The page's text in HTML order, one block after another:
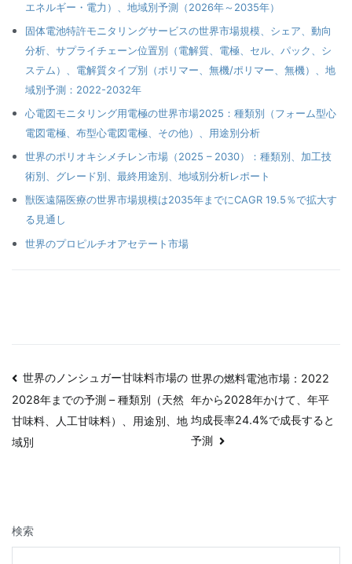
エネルギー・電力）、地域別予測（2026年～2035年）
固体電池特許モニタリングサービスの世界市場規模、シェア、動向
分析、サプライチェーン位置別（電解質、電極、セル、パック、シ
ステム）、電解質タイプ別（ポリマー、無機/ポリマー、無機）、地
域別予測：2022-2032年
心電図モニタリング用電極の世界市場2025：種類別（フォーム型心
電図電極、布型心電図電極、その他）、用途別分析
世界のポリオキシメチレン市場（2025 – 2030）：種類別、加工技
術別、グレード別、最終用途別、地域別分析レポート
獣医遠隔医療の世界市場規模は2035年までにCAGR 19.5％で拡大す
る見通し
世界のプロピルチオアセテート市場
投
稿
ナ
ー
世界のノンシュガー甘味料市場の
2028年までの予測 – 種類別（天然
甘味料、人工甘味料）、用途別、地
域別
世界の燃料電池市場：2022
年から2028年かけて、年平
均成長率24.4%で成長すると
予測
検索